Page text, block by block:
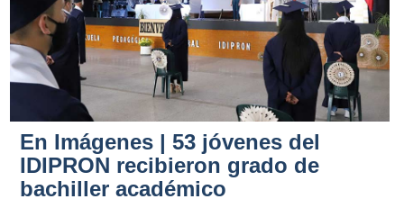
En Imágenes | 53 jóvenes del
IDIPRON recibieron grado de
bachiller académico